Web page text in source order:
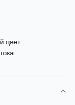
цвет